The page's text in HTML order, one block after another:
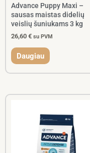
Advance Puppy Maxi –
sausas maistas didelių
veislių šuniukams 3 kg
26,60 € su PVM
Daugiau